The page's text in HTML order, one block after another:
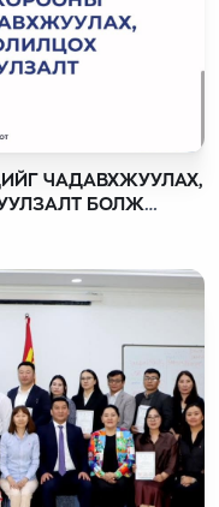
ЧАДАВХЖУУЛАХ,
БОЛЖ